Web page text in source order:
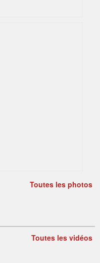
Toutes les photos
Toutes les vidéos